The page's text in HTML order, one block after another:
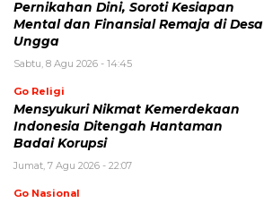
Pernikahan Dini, Soroti Kesiapan
Mental dan Finansial Remaja di Desa
Ungga
Sabtu, 8 Agu 2026 - 14:45
Go Religi
Mensyukuri Nikmat Kemerdekaan
Indonesia Ditengah Hantaman
Badai Korupsi
Jumat, 7 Agu 2026 - 22:07
Go Nasional